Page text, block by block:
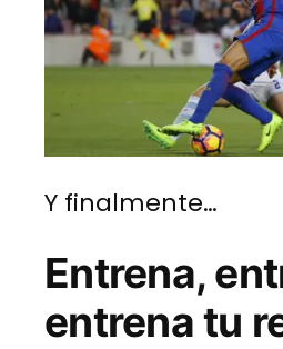
Y finalmente…
Entrena,
entrena tu